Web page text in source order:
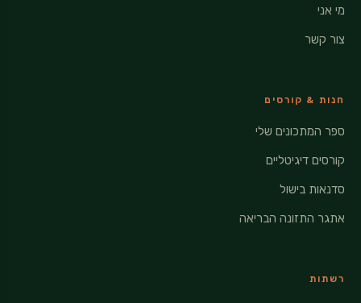
מי אני
צור קשר
חנות & קורסים
ספר המתכונים שלי
קורסים דיגיטליים
סדנאות בישול
אתגר התזונה הבריאה
רשתות